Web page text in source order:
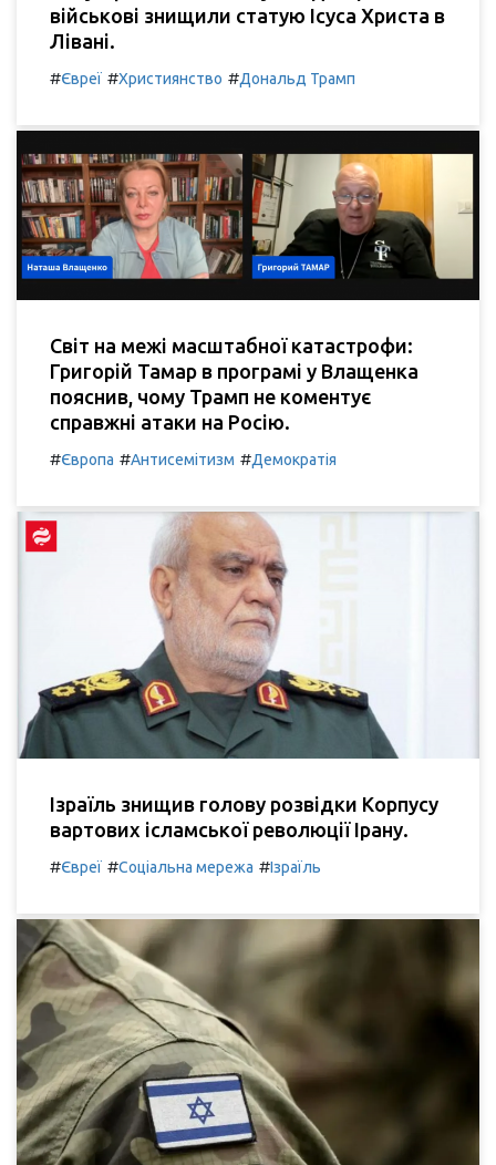
військові знищили статую Ісуса Христа в
Лівані.
#Євреї #Християнство #Дональд Трамп
Світ на межі масштабної катастрофи:
Григорій Тамар в програмі у Влащенка
пояснив, чому Трамп не коментує
справжні атаки на Росію.
#Європа #Антисемітизм #Демократія
Ізраїль знищив голову розвідки Корпусу
вартових ісламської революції Ірану.
#Євреї #Соціальна мережа #Ізраїль